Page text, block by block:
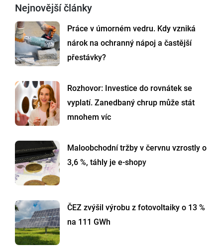
Nejnovější články
Práce v úmorném vedru. Kdy vzniká
nárok na ochranný nápoj a častější
přestávky?
Rozhovor: Investice do rovnátek se
vyplatí. Zanedbaný chrup může stát
mnohem víc
Maloobchodní tržby v červnu vzrostly o
3,6 %, táhly je e-shopy
ČEZ zvýšil výrobu z fotovoltaiky o 13 %
na 111 GWh